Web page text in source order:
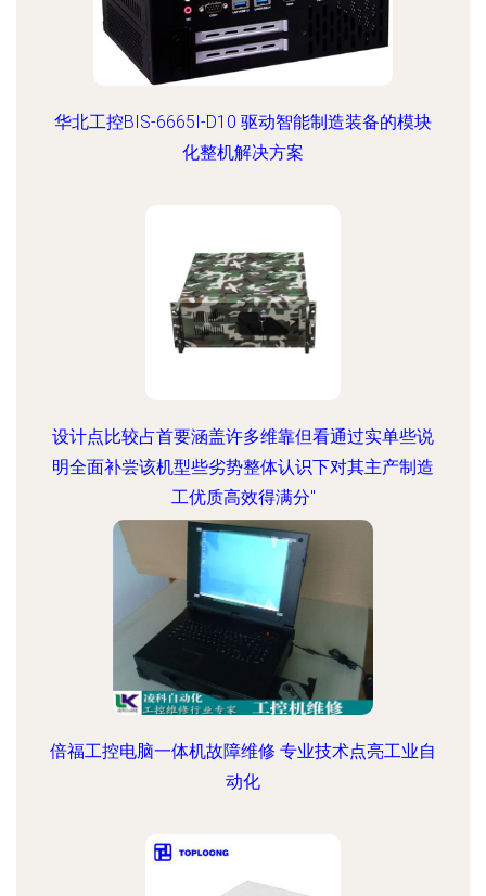
华北工控BIS-6665I-D10 驱动智能制造装备的模块
化整机解决方案
设计点比较占首要涵盖许多维靠但看通过实单些说
明全面补尝该机型些劣势整体认识下对其主产制造
工优质高效得满分"
倍福工控电脑一体机故障维修 专业技术点亮工业自
动化